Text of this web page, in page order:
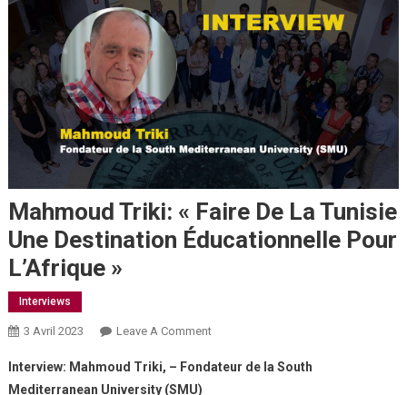
Mahmoud Triki: « Faire De La Tunisie
Une Destination Éducationnelle Pour
L’Afrique »
Interviews
3 Avril 2023 Leave A Comment
Interview: Mahmoud Triki, – Fondateur de la South
Mediterranean University (SMU)